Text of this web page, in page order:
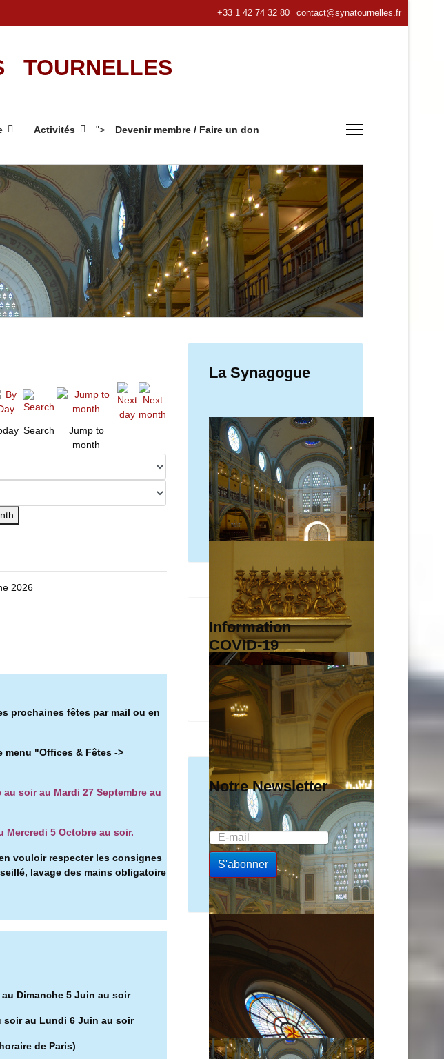
+33 1 42 74 32 80 contact@synatournelles.fr
TOURNELLES
Activités "> Devenir membre / Faire un don
Search
Jump to
month
2026
prochaines fêtes par mail ou en
menu "Offices & Fêtes ->
soir au Mardi 27 Septembre au
Mercredi 5 Octobre au soir.
vouloir respecter les consignes
lavage des mains obligatoire
Dimanche 5 Juin au soir
soir au Lundi 6 Juin au soir
de Paris)
La Synagogue
Information
COVID-19
Notre Newsletter